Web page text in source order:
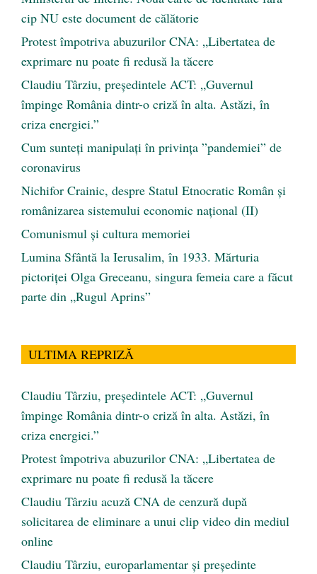
cip NU este document de călătorie
Protest împotriva abuzurilor CNA: „Libertatea de
exprimare nu poate fi redusă la tăcere
Claudiu Târziu, președintele ACT: „Guvernul
împinge România dintr-o criză în alta. Astăzi, în
criza energiei.”
Cum sunteți manipulați în privința ”pandemiei” de
coronavirus
Nichifor Crainic, despre Statul Etnocratic Român şi
românizarea sistemului economic naţional (II)
Comunismul şi cultura memoriei
Lumina Sfântă la Ierusalim, în 1933. Mărturia
pictoriței Olga Greceanu, singura femeia care a făcut
parte din „Rugul Aprins”
ULTIMA REPRIZĂ
Claudiu Târziu, președintele ACT: „Guvernul
împinge România dintr-o criză în alta. Astăzi, în
criza energiei.”
Protest împotriva abuzurilor CNA: „Libertatea de
exprimare nu poate fi redusă la tăcere
Claudiu Târziu acuză CNA de cenzură după
solicitarea de eliminare a unui clip video din mediul
online
Claudiu Târziu, europarlamentar și președinte